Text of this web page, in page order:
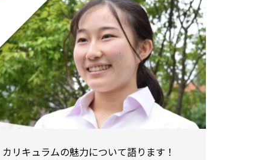
カリキュラムの魅力について語ります！